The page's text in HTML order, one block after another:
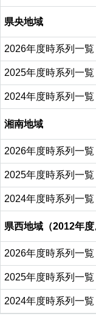
県央地域
2026年度時系列一覧
2025年度時系列一覧
2024年度時系列一覧
湘南地域
2026年度時系列一覧
2025年度時系列一覧
2024年度時系列一覧
県西地域（2012年
2026年度時系列一覧
2025年度時系列一覧
2024年度時系列一覧